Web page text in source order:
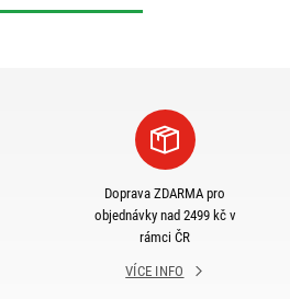
Doprava ZDARMA pro
objednávky nad 2499 kč v
rámci ČR
VÍCE INFO